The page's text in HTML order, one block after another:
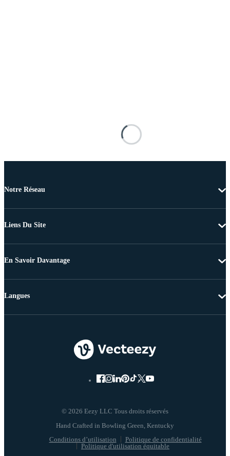
Notre Réseau
Liens Du Site
En Savoir Davantage
© 2026 Eezy LLC Tous droits réservés
Conditions d’utilisation
Politique de confidentialité
Politique d'utilisation équitable
Langues